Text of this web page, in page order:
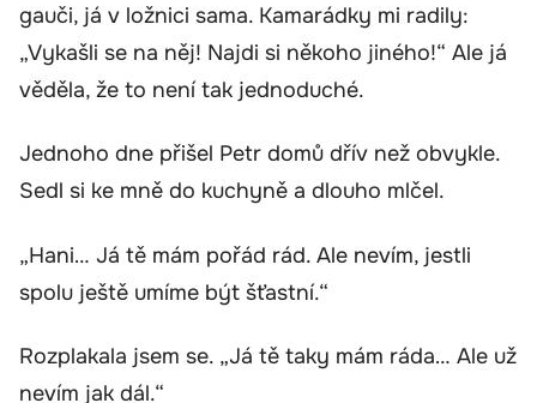
gauči, já v ložnici sama. Kamarádky mi radily:
„Vykašli se na něj! Najdi si někoho jiného!“ Ale já
věděla, že to není tak jednoduché.
Jednoho dne přišel Petr domů dřív než obvykle.
Sedl si ke mně do kuchyně a dlouho mlčel.
„Hani… Já tě mám pořád rád. Ale nevím, jestli
spolu ještě umíme být šťastní.“
Rozplakala jsem se. „Já tě taky mám ráda… Ale už
nevím jak dál.“